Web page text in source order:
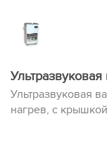
Ультразвуковая
нагрев, с